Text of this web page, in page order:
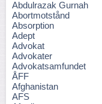
Abdulrazak Gurnah
Abortmotstånd
Absorption
Adept
Advokat
Advokater
Advokatsamfundet
ÅFF
Afghanistan
AFS